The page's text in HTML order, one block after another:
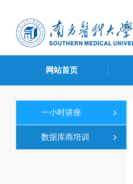
网站首页
一小时讲座
数据库商培训